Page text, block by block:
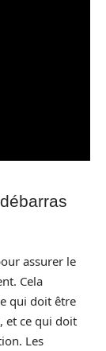
assurer le
Cela
qui doit être
et ce qui doit
Les